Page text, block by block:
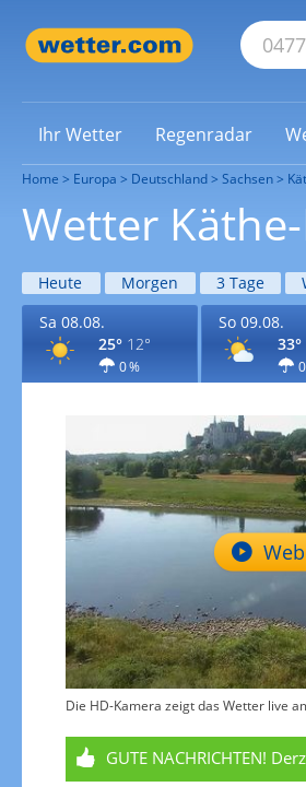
Ihr Wetter Regenradar
Home Europa Deutschland Sachsen
Wetter
Heute Morgen 3 Tage
Sa 08.08.
25° 12°
0 %
So 09.08.
33°
Die HD-Kamera zeigt das Wetter live
GUTE NACHRICHTEN!